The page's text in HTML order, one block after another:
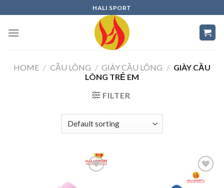
to
content
HALI SPORT
HOME / CẦU LÔNG / GIÀY CẦU LÔNG / GIÀY CẦU
LÔNG TRẺ EM
FILTER
Add to